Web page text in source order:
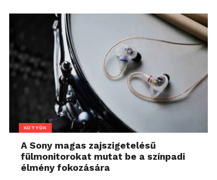
KÜTYÜK
A Sony magas zajszigetelésű
fülmonitorokat mutat be a színpadi
élmény fokozására